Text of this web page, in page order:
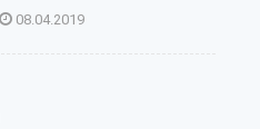
08.04.2019